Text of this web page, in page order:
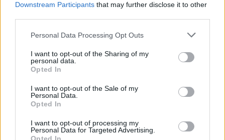
Downstream Participants that may further disclose it to other
Please note that this website/app uses one or more Google
not limited to your visit or usage behaviour. You may click to
grant or deny consent to Google and its third-party tags to
use your data for below specified purposes in below Google
consent section.
Personal Data Processing Opt Outs
I want to opt-out of the Sharing of my
personal data.
Opted In
I want to opt-out of the Sale of my
Personal Data.
Opted In
I want to opt-out of processing my
Personal Data for Targeted Advertising.
8. Gyerekkoromban találtam egy 10 ezer forintos vásárlási
utalványt egy áruház közelében. Bementem az áruházba és
forintba került. Az utalványból megvettem a játékot, amivel
aztán olyan sokat játszottam, hogy sikerült lefogynom.
Továbbá a játéknak köszönhetően annyira megszerettem a
táncot, hogy később beiratkoztam egy tánciskolába is, majd